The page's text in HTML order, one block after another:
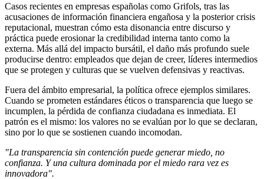
Casos recientes en empresas españolas como Grifols, tras las
acusaciones de información financiera engañosa y la posterior crisis
reputacional, muestran cómo esta disonancia entre discurso y
práctica puede erosionar la credibilidad interna tanto como la
externa. Más allá del impacto bursátil, el daño más profundo suele
producirse dentro: empleados que dejan de creer, líderes intermedios
que se protegen y culturas que se vuelven defensivas y reactivas.
Fuera del ámbito empresarial, la política ofrece ejemplos similares.
Cuando se prometen estándares éticos o transparencia que luego se
incumplen, la pérdida de confianza ciudadana es inmediata. El
patrón es el mismo: los valores no se evalúan por lo que se declaran,
sino por lo que se sostienen cuando incomodan.
"La transparencia sin contención puede generar miedo, no
confianza. Y una cultura dominada por el miedo rara vez es
innovadora".